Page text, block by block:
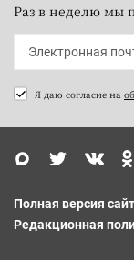
Раз в неделю мы
Я даю согласие на
Полная версия
Редакционная